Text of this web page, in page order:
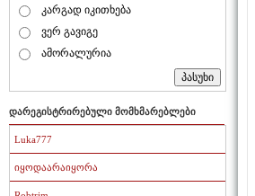
კარგად იკითხება
ვერ გავიგე
ამორალურია
დარეგისტრირებული მომხმარებლები
Luka777
იყოდაარაიყორა